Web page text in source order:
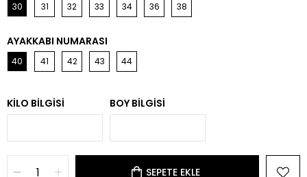
30 31 32 33 34 36 38
AYAKKABI NUMARASI
40 41 42 43 44
KILO BILGISI BOY BILGISI